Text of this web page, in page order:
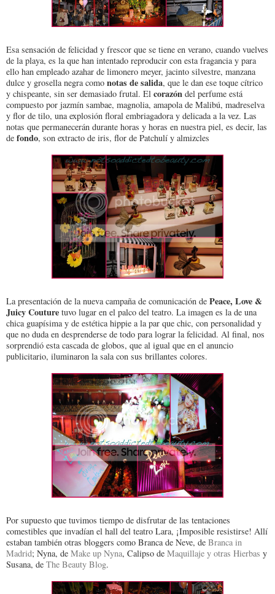
Esa sensación de felicidad y frescor que se tiene en verano, cuando vuelves
de la playa, es la que han intentado reproducir con esta fragancia y para
ello han empleado azahar de limonero meyer, jacinto silvestre, manzana
dulce y grosella negra como notas de salida, que le dan ese toque cítrico
y chispeante, sin ser demasiado frutal. El corazón del perfume está
compuesto por jazmín sambae, magnolia, amapola de Malibú, madreselva
y flor de tilo, una explosión floral embriagadora y delicada a la vez. Las
notas que permanecerán durante horas y horas en nuestra piel, es decir, las
de fondo, son extracto de iris, flor de Patchulí y almizcles
La presentación de la nueva campaña de comunicación de Peace, Love &
Juicy Couture tuvo lugar en el palco del teatro. La imagen es la de una
chica guapísima y de estética hippie a la par que chic, con personalidad y
que no duda en desprenderse de todo para lograr la felicidad. Al final, nos
sorprendió esta cascada de globos, que al igual que en el anuncio
publicitario, iluminaron la sala con sus brillantes colores.
Por supuesto que tuvimos tiempo de disfrutar de las tentaciones
comestibles que invadían el hall del teatro Lara, ¡Imposible resistirse! Allí
estaban también otras bloggers como Branca de Neve, de Branca in
Madrid; Nyna, de Make up Nyna, Calipso de Maquillaje y otras Hierbas y
Susana, de The Beauty Blog.